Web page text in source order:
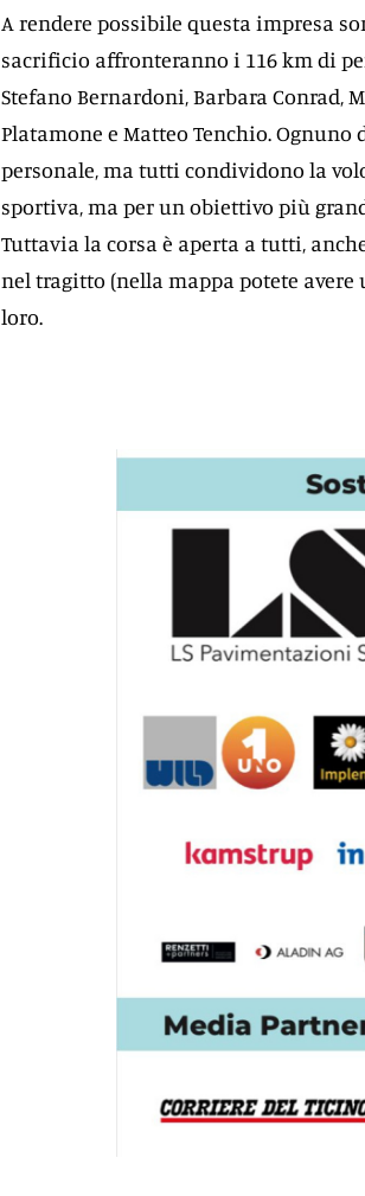
A rendere possibile questa impresa
sacrificio affronteranno i 116 km di
Stefano Bernardoni, Barbara Conrad,
Platamone e Matteo Tenchio.
personale, ma tutti condividono la
sportiva, ma per un obiettivo più
Tuttavia la corsa è aperta a tutti,
nel tragitto (nella mappa potete
loro.